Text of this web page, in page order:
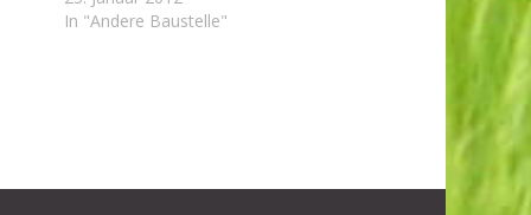
In "Andere Baustelle"